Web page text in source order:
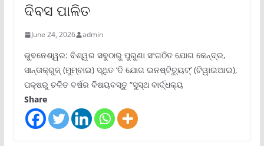
ଦିବସ ପାଳିତ
June 24, 2026 admin
ଭୁବନେଶ୍ୱର: ବିଶ୍ୱର ସବୁଠାରୁ ପୁରୁଣା ସଂଗଠିତ ଯୋଗ କେନ୍ଦ୍ର,
ସାନ୍ତାକ୍ରୁଜ୍ (ମୁମ୍ବାଇ) ସ୍ଥିତ ‘ଦି ଯୋଗ ଇନଷ୍ଟିଚ୍ୟୁଟ୍‌’ (ଟିୱାଇଆଇ),
ପକ୍ଷରୁ ଚଳିତ ବର୍ଷର ବିଷୟବସ୍ତୁ “ସୁସ୍ଥ ବାର୍ଦ୍ଧକ୍ୟ
Share